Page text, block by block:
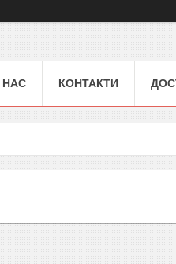
НАС КОНТАКТИ